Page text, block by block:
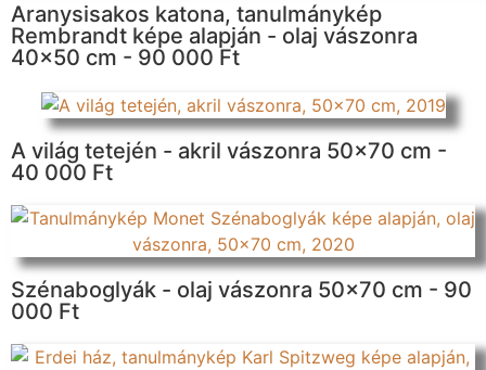
Aranysisakos katona, tanulmánykép
Rembrandt képe alapján - olaj vászonra
40x50 cm - 90 000 Ft
A világ tetején - akril vászonra 50x70 cm -
40 000 Ft
Szénaboglyák - olaj vászonra 50x70 cm - 90
000 Ft